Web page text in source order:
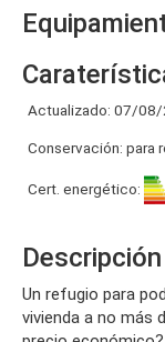
Actualizado: 07/
Conservación: para
Cert. energético:
Descripción
un refugio para poder disfrutar la sierra ¿quiere una segunda
vivienda a no más